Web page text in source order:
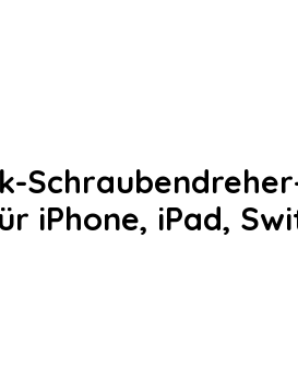
iPhone, iPad,